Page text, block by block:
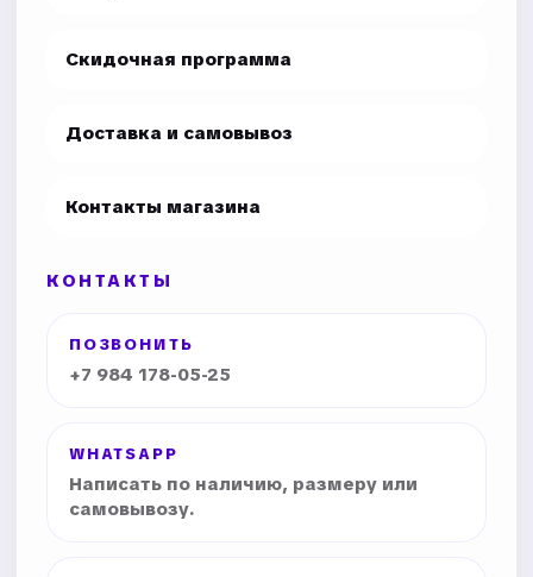
Скидочная программа
Доставка и самовывоз
Контакты магазина
КОНТАКТЫ
ПОЗВОНИТЬ
+7 984 178-05-25
WHATSAPP
Написать по наличию, размеру или
самовывозу.